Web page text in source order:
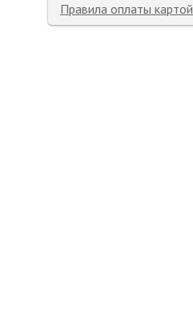
Правила оплаты картой